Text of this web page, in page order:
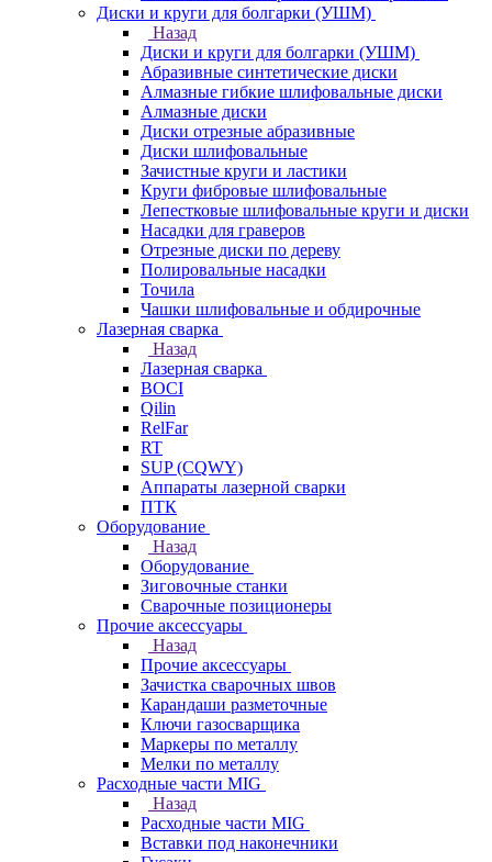
Диски и круги для болгарки (УШМ)
Назад
Диски и круги для болгарки (УШМ)
Абразивные синтетические диски
Алмазные гибкие шлифовальные диски
Алмазные диски
Диски отрезные абразивные
Диски шлифовальные
Зачистные круги и ластики
Круги фибровые шлифовальные
Лепестковые шлифовальные круги и диски
Насадки для граверов
Отрезные диски по дереву
Полировальные насадки
Точила
Чашки шлифовальные и обдирочные
Лазерная сварка
Назад
Лазерная сварка
BOCI
Qilin
RelFar
RT
SUP (CQWY)
Аппараты лазерной сварки
ПТК
Оборудование
Назад
Оборудование
Зиговочные станки
Сварочные позиционеры
Прочие аксессуары
Назад
Прочие аксессуары
Зачистка сварочных швов
Карандаши разметочные
Ключи газосварщика
Маркеры по металлу
Мелки по металлу
Расходные части MIG
Назад
Расходные части MIG
Вставки под наконечники